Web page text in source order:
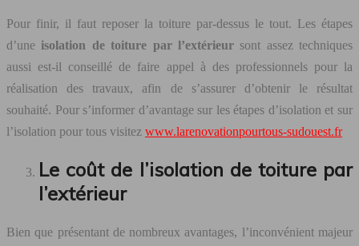
Pour finir, il faut reposer la toiture par-dessus le tout. Les étapes
d’une isolation de toiture par l’extérieur sont assez techniques
aussi est-il conseillé de faire appel à des professionnels pour la
réalisation des travaux, afin de s’assurer d’obtenir le résultat
souhaité. Pour s’informer d’avantage sur les étapes d’isolation et sur
l’isolation pour tous visitez www.larenovationpourtous-sudouest.fr
Le coût de l’isolation de toiture par
l’extérieur
Bien que présentant de nombreux avantages, l’inconvénient majeur